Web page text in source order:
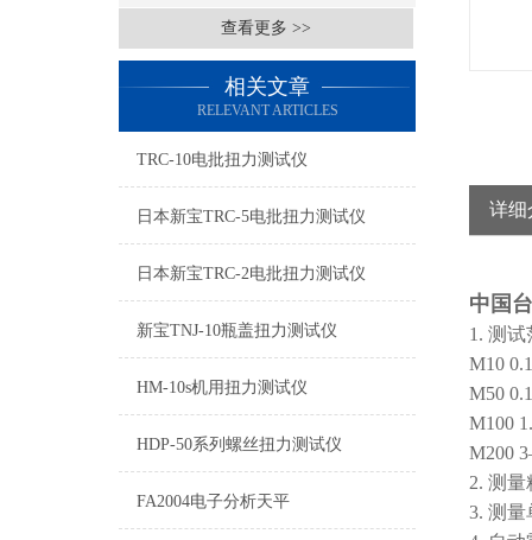
查看更多 >>
相关文章
RELEVANT ARTICLES
TRC-10电批扭力测试仪
日本新宝TRC-5电批扭力测试仪
日本新宝TRC-2电批扭力测试仪
新宝TNJ-10瓶盖扭力测试仪
HM-10s机用扭力测试仪
HDP-50系列螺丝扭力测试仪
FA2004电子分析天平
详细
中国
1. 测试
M10
M50
M100
M200
2. 测量
3. 测量